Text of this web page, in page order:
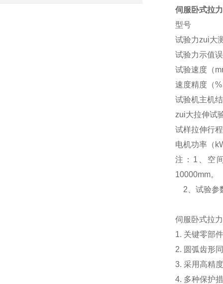
伺服卧式拉
型号
试验力zui大
试验力示值
试验速度（
速度精度（
试验机主机
zui大拉伸试
试样拉伸行
电机功率（
注：1、空
10000mm。
2、试验参
伺服卧式拉
1. 关键零部
2. 圆弧齿形
3. 采用高精
4. 多种保护